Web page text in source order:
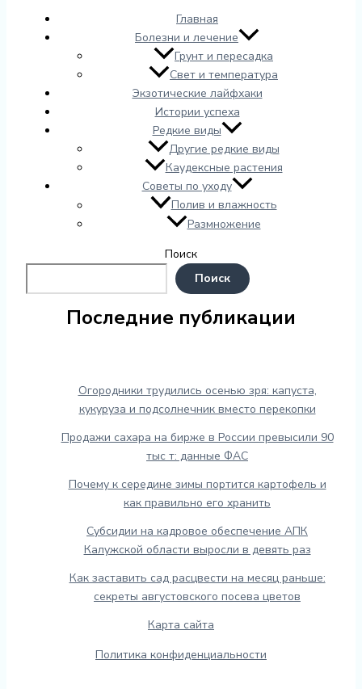
Главная
Болезни и лечение
Грунт и пересадка
Свет и температура
Экзотические лайфхаки
Истории успеха
Редкие виды
Другие редкие виды
Каудексные растения
Советы по уходу
Полив и влажность
Размножение
Поиск
Поиск
Последние публикации
Огородники трудились осенью зря: капуста,
кукуруза и подсолнечник вместо перекопки
Продажи сахара на бирже в России превысили 90
тыс т: данные ФАС
Почему к середине зимы портится картофель и
как правильно его хранить
Субсидии на кадровое обеспечение АПК
Калужской области выросли в девять раз
Как заставить сад расцвести на месяц раньше:
секреты августовского посева цветов
Карта сайта
Политика конфиденциальности